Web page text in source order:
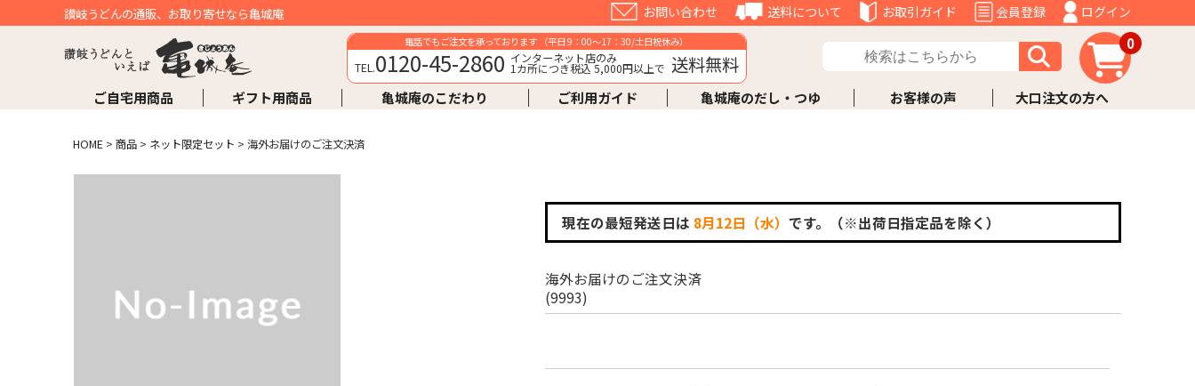
讃岐うどんの通販、お取り寄せなら亀城庵 お問い合わせ 送料について お取引ガイド 会員登録 ログイン
電話でもご注文を承っております （平日 9：00～17：30/土日祝休み）
TEL.0120-45-2860 インターネット店のみ
1カ所につき税込 5,000円以上で 送料無料
0
ご自宅用商品 ギフト用商品 亀城庵のこだわり ご利用ガイド 亀城庵のだし・つゆ お客様の声 大口注文の方へ
HOME > 商品 > ネット限定セット > 海外お届けのご注文決済
現在の最短発送日は 8月12日（水） です。（※出荷日指定品を除く）
海外お届けのご注文決済
(9993)